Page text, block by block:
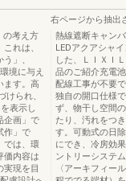
の考え方
れは、
」、
境に与え
ます。高
られ、
表示し
企画」で
作」で
では、環
価内容は
実現を目
右ページから抽出
熱線遮断キャン
LEDアクアシャ
した、ＬＩＸＩ
品のご紹介充電
配線工事が不要
独自の開口仕様
ず、物干し空間
たり、汚れをつ
す。可動式の日
にでき、冷房効
ントリーシステ
〈アーキフィー